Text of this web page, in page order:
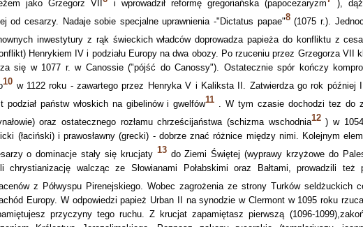
jako Grzegorz VII
i wprowadził reformę gregoriańska (papocezaryzm
),
od cesarzy. Nadaje sobie specjalne uprawnienia -"Dictatus papae"8(1075 r.).
inwestytury z rąk świeckich władców doprowadza papieża do konfliktu z
Henrykiem IV i podziału Europy na dwa obozy. Po rzuceniu przez Grzegorza VII
się w 1077 r. w Canossie ("pójść do Canossy"). Ostatecznie spór kończy
10 w 1122 roku - zawartego przez Henryka V i Kaliksta II. Zatwierdza go rok później
podział państw włoskich na gibelinów i gwelfów11 . W tym czasie dochodzi tez do
oraz ostatecznego rozłamu chrześcijaństwa (schizma wschodnia12) w
(łaciński) i prawosławny (grecki) - dobrze znać różnice między nimi. Kolejnym
o dominacje stały się krucjaty 13do Ziemi Świętej (wyprawy krzyżowe do
chrystianizację walcząc ze Słowianami Połabskimi oraz Bałtami, prowadzili też
z Półwyspu Pirenejskiego. Wobec zagrożenia ze strony Turków seldżuckich
Europy. W odpowiedzi papież Urban II na synodzie w Clermont w 1095 roku rzuca
przyczyny tego ruchu. Z krucjat zapamiętasz pierwszą (1096-